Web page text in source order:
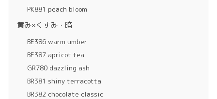
PK881 peach bloom
黄み×くすみ・暗
BE386 warm umber
BE387 apricot tea
GR780 dazzling ash
BR381 shiny terracotta
BR382 chocolate classic